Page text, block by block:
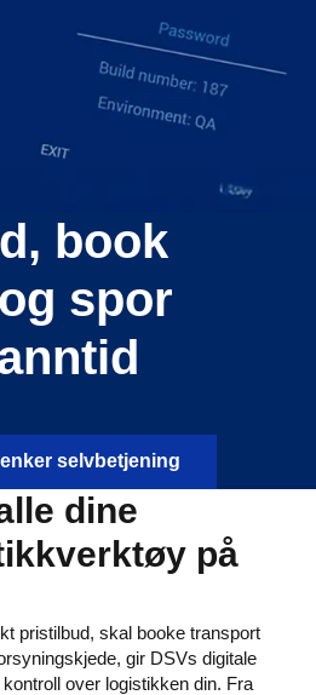
book
spor
selvbetjening
dine
på
pristilbud, skal booke transport
gir DSVs digitale
over logistikken din. Fra